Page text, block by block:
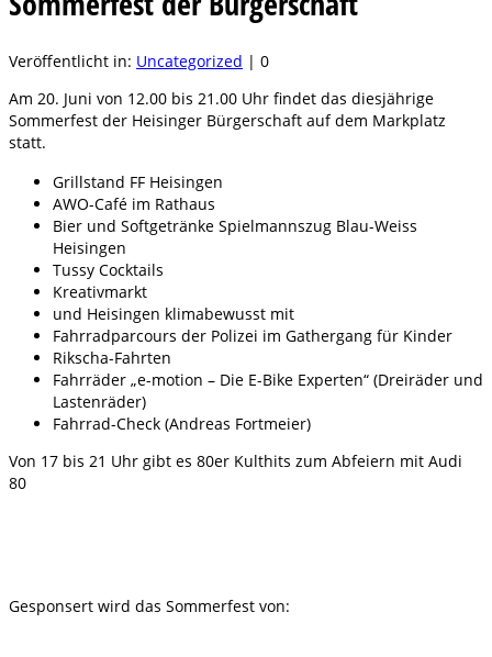
Veröffentlicht in: Uncategorized | 0
Am 20. Juni von 12.00 bis 21.00 Uhr findet das diesjährige
Sommerfest der Heisinger Bürgerschaft auf dem Markplatz
statt.
Grillstand FF Heisingen
AWO-Café im Rathaus
Bier und Softgetränke Spielmannszug Blau-Weiss
Heisingen
Tussy Cocktails
Kreativmarkt
und Heisingen klimabewusst mit
Fahrradparcours der Polizei im Gathergang für Kinder
Rikscha-Fahrten
Fahrräder „e-motion – Die E-Bike Experten“ (Dreiräder und
Lastenräder)
Fahrrad-Check (Andreas Fortmeier)
Von 17 bis 21 Uhr gibt es 80er Kulthits zum Abfeiern mit Audi
80
Gesponsert wird das Sommerfest von: